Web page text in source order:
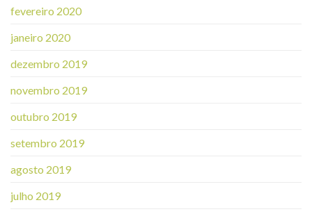
fevereiro 2020
janeiro 2020
dezembro 2019
novembro 2019
outubro 2019
setembro 2019
agosto 2019
julho 2019